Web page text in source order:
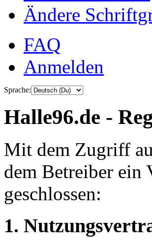
Ändere
FAQ
Anmelden
Sprache:
Halle96.de -
Mit dem Zugriff
dem Betreiber ein
geschlossen:
1.